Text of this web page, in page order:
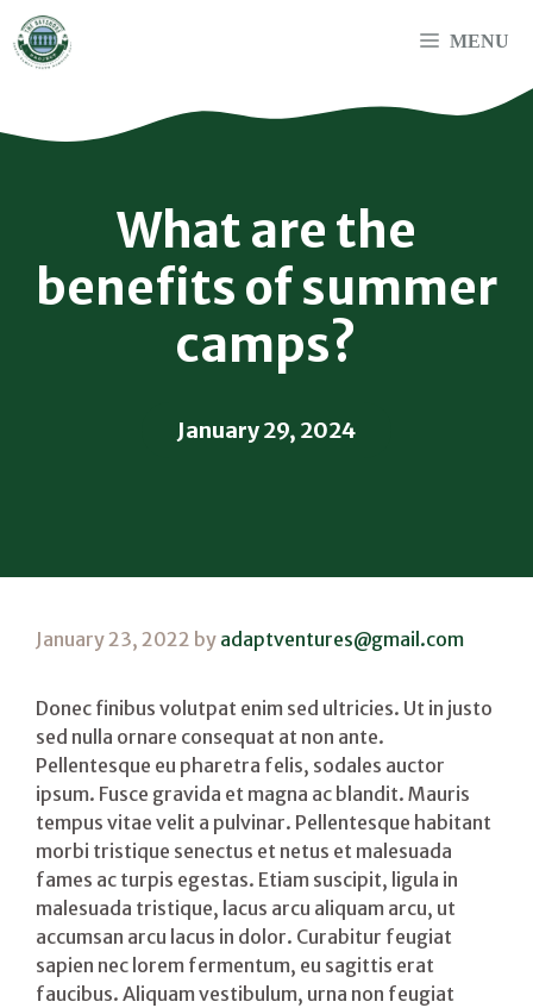
Skip
to
content
MENU
What are the
benefits of summer
camps?
January 29, 2024
January 23, 2022 by adaptventures@gmail.com
Donec finibus volutpat enim sed ultricies. Ut in justo
sed nulla ornare consequat at non ante.
Pellentesque eu pharetra felis, sodales auctor
ipsum. Fusce gravida et magna ac blandit. Mauris
tempus vitae velit a pulvinar. Pellentesque habitant
morbi tristique senectus et netus et malesuada
fames ac turpis egestas. Etiam suscipit, ligula in
malesuada tristique, lacus arcu aliquam arcu, ut
accumsan arcu lacus in dolor. Curabitur feugiat
sapien nec lorem fermentum, eu sagittis erat
faucibus. Aliquam vestibulum, urna non feugiat